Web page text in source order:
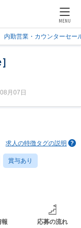
MENU
内勤営業・カウンターセー
月07日
求人の特徴タグの説明
賞与あり
報 応募の流れ